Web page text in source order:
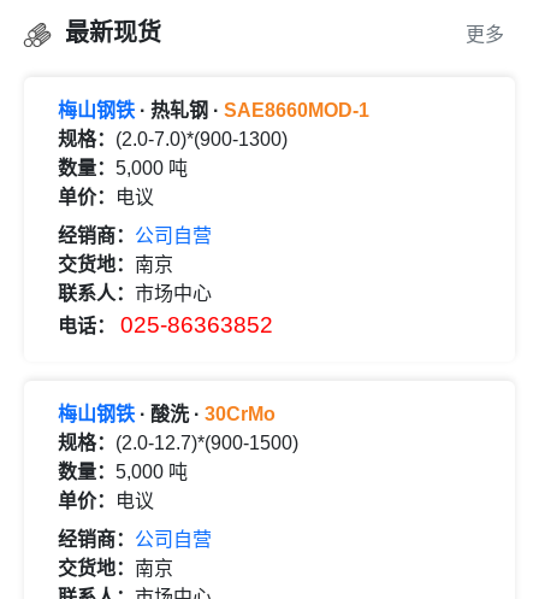
最新现货 更多
梅山钢铁 · 热轧钢 · SAE8660MOD-1
规格： (2.0-7.0)*(900-1300)
数量： 5,000 吨
单价：
电议
经销商： 公司自营
交货地： 南京
联系人： 市场中心
电话：
025-86363852
梅山钢铁 · 酸洗 · 30CrMo
规格： (2.0-12.7)*(900-1500)
数量： 5,000 吨
单价：
电议
经销商： 公司自营
交货地： 南京